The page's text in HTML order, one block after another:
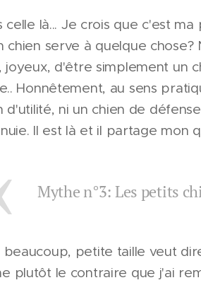
celle là... Je crois que c'est
chien serve à quelque
joyeux, d'être simplement un
Honnêtement, au sens
d'utilité, ni un chien de
Il est là et il partage mon
Mythe n°3: Les petits
beaucoup, petite taille veut
plutôt le contraire que j'ai